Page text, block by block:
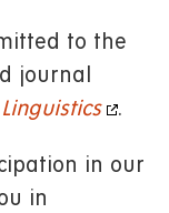
to the
journal
.
in our
in